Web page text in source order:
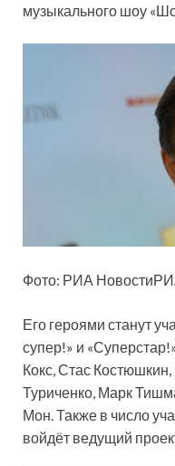
музыкального шоу
Фото: РИА
Его героями станут
супер!» и
Кокс, Стас
Туриченко, Марк
Мон. Также в число
войдёт ведущий